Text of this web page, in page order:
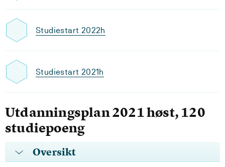
Studiestart 2022h
Studiestart 2021h
Utdanningsplan 2021 høst, 120
studiepoeng
Oversikt